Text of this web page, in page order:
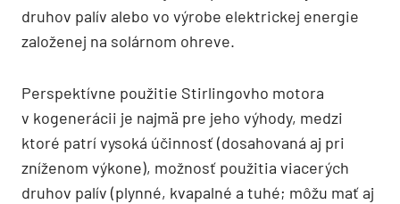
druhov palív alebo vo výrobe elektrickej energie
založenej na solárnom ohreve.
Perspektívne použitie Stirlingovho motora
v kogenerácii je najmä pre jeho výhody, medzi
ktoré patrí vysoká účinnosť (dosahovaná aj pri
zníženom výkone), možnosť použitia viacerých
druhov palív (plynné, kvapalné a tuhé; môžu mať aj